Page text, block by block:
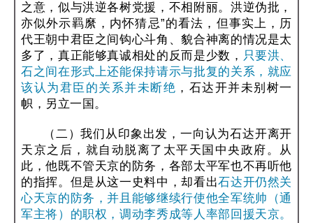
之意，似与洪逆各树党援，不相附丽。洪逆伪批，
亦似外示羁縻，内怀猜忌”的看法，但事实上，历
代王朝中君臣之间钩心斗角、貌合神离的情况是太
多了，真正能够真诚相处的反而是少数， 只要洪、
石之间在形式上还能保持请示与批复的关系，就应
该认为君臣的关系并未断绝 ，石达开并未别树一
帜，另立一国。
（二）我们从印象出发，一向认为石达开离开
天京之后，就自动脱离了太平天国中央政府。从
此，他既不管天京的防务，各部太平军也不再听他
的指挥。但是从这一史料中，却看出石达开仍然关
心天京的防务，并且能够继续行使他全军统帅（通
军主将）的职权，调动李秀成等人率部回援天京。